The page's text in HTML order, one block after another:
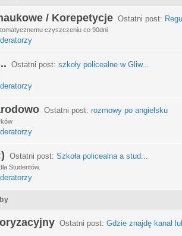
/ Korepetycje Ostatni post:
czyszczeniu co 90dni
Ostatni post: szkoły policealne w Gliw...
Ostatni post: rozmowy po angielsku
Ostatni post: Szkoła policealna a stud...
Studentów.
Ostatni post: Gdzie znajdę kanał